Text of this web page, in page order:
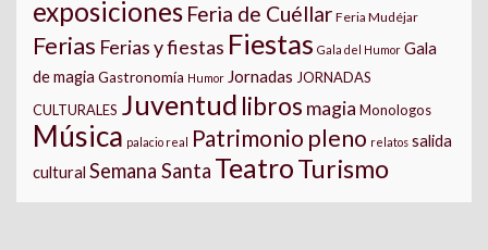
exposiciones Feria de Cuéllar Feria Mudéjar
Ferias Ferias y fiestas Fiestas Gala del Humor Gala
de magia Gastronomía Humor Jornadas JORNADAS
CULTURALES Juventud libros magia Monologos
Música palacio real Patrimonio pleno relatos salida
cultural Semana Santa TeatroTurismo